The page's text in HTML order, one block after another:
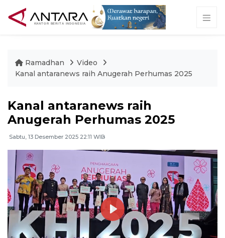
Ramadhan
Video
Kanal antaranews raih Anugerah Perhumas 2025
Kanal antaranews raih
Anugerah Perhumas 2025
Sabtu, 13 Desember 2025 22:11 WIB
Play